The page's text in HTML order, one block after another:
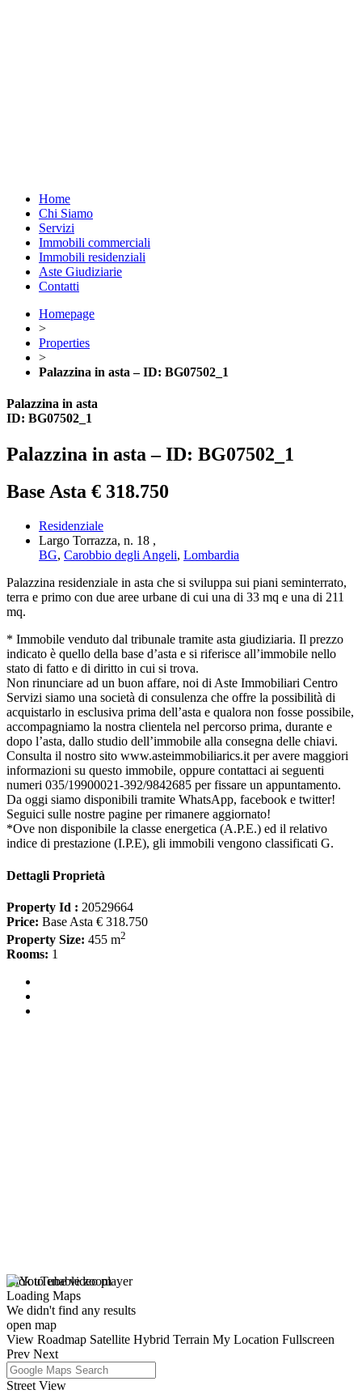
Home
Chi Siamo
Servizi
Immobili commerciali
Immobili residenziali
Aste Giudiziarie
Contatti
Homepage
>
Properties
>
Palazzina in asta – ID: BG07502_1
Palazzina in asta
ID: BG07502_1
Palazzina in asta – ID: BG07502_1
Base Asta € 318.750
Residenziale
Largo Torrazza, n. 18 ,
BG, Carobbio degli Angeli, Lombardia
Palazzina residenziale in asta che si sviluppa sui piani seminterrato,
terra e primo con due aree urbane di cui una di 33 mq e una di 211
mq.
* Immobile venduto dal tribunale tramite asta giudiziaria. Il prezzo
indicato è quello della base d’asta e si riferisce all’immobile nello
stato di fatto e di diritto in cui si trova.
Non rinunciare ad un buon affare, noi di Aste Immobiliari Centro
Servizi siamo una società di consulenza che offre la possibilità di
acquistarlo in esclusiva prima dell’asta e qualora non fosse possibile,
accompagniamo la nostra clientela nel percorso prima, durante e
dopo l’asta, dallo studio dell’immobile alla consegna delle chiavi.
Consulta il nostro sito www.asteimmobiliarics.it per avere maggiori
informazioni su questo immobile, oppure contattaci ai seguenti
numeri 035/19900021-392/9842685 per fissare un appuntamento.
Da oggi siamo disponibili tramite WhatsApp, facebook e twitter!
Seguici sulle nostre pagine per rimanere aggiornato!
*Ove non disponibile la classe energetica (A.P.E.) ed il relativo
indice di prestazione (I.P.E), gli immobili vengono classificati G.
Dettagli Proprietà
Property Id : 20529664
Price: Base Asta € 318.750
Property Size: 455 m2
Rooms: 1
click to enable zoom
Loading Maps
We didn't find any results
open map
View Roadmap Satellite Hybrid Terrain My Location Fullscreen
Prev Next
Street View